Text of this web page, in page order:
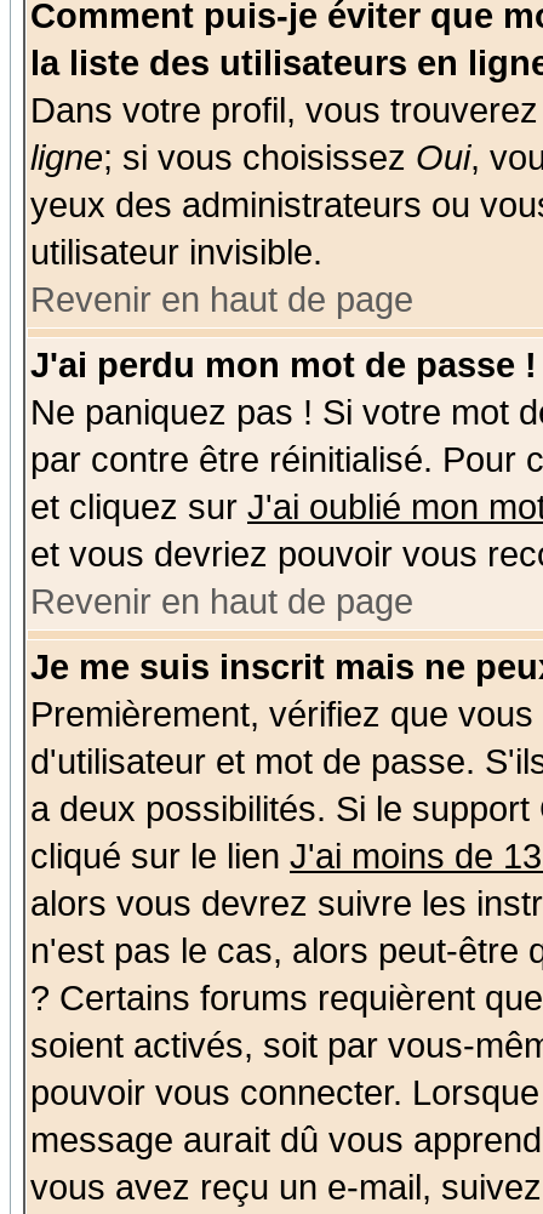
Comment puis-je éviter que
la liste des utilisateurs en
Dans votre profil, vous
ligne; si vous choisissez Oui,
yeux des administrateurs ou
utilisateur invisible.
Revenir en haut de page
J'ai perdu mon mot de passe !
Ne paniquez pas ! Si votre mot
par contre être réinitialisé. Pour
et cliquez sur J'ai oublié mon
et vous devriez pouvoir vous
Revenir en haut de page
Je me suis inscrit mais ne
Premièrement, vérifiez que
d'utilisateur et mot de passe.
a deux possibilités. Si le
cliqué sur le lien J'ai moins de
alors vous devrez suivre les
n'est pas le cas, alors peut-être
? Certains forums requièrent
soient activés, soit par vous-
pouvoir vous connecter.
message aurait dû vous
vous avez reçu un e-mail,